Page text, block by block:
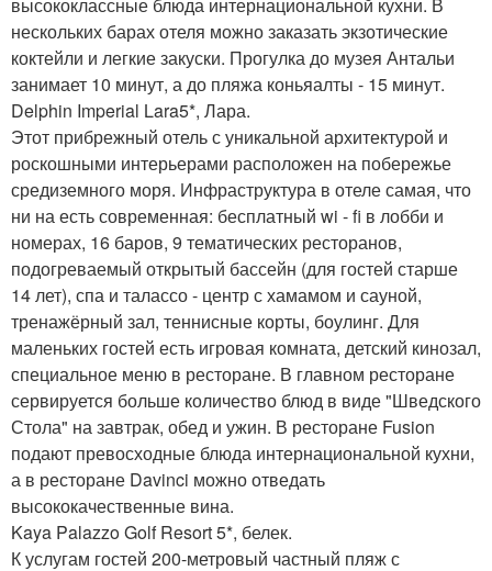
нескольких барах отеля можно заказать экзотические
коктейли и легкие закуски. Прогулка до музея Антальи
занимает 10 минут, а до пляжа коньяалты - 15 минут.
Delphin Imperial Lara5*, Лара.
Этот прибрежный отель с уникальной архитектурой и
роскошными интерьерами расположен на побережье
средиземного моря. Инфраструктура в отеле самая, что
ни на есть современная: бесплатный wi - fi в лобби и
номерах, 16 баров, 9 тематических ресторанов,
подогреваемый открытый бассейн (для гостей старше
14 лет), спа и талассо - центр с хамамом и сауной,
тренажёрный зал, теннисные корты, боулинг. Для
маленьких гостей есть игровая комната, детский кинозал,
специальное меню в ресторане. В главном ресторане
сервируется больше количество блюд в виде "Шведского
Стола" на завтрак, обед и ужин. В ресторане Fusion
подают превосходные блюда интернациональной кухни,
а в ресторане Davinci можно отведать
высококачественные вина.
Kaya Palazzo Golf Resort 5*, белек.
К услугам гостей 200-метровый частный пляж с